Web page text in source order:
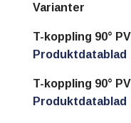
Varianter
T-koppling 90°
Produktdatablad
T-koppling 90°
Produktdatablad